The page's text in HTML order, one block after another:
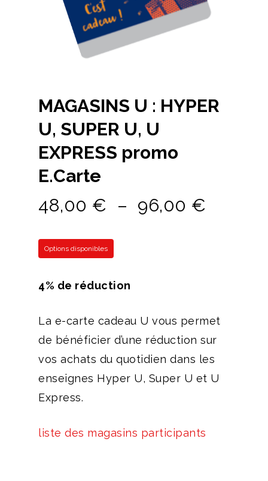
MAGASINS U : HYPER
U, SUPER U, U
EXPRESS promo
E.Carte
48,00 € – 96,00 €
Options disponibles
4% de réduction
La e-carte cadeau U vous permet
de bénéficier d’une réduction sur
vos achats du quotidien dans les
enseignes Hyper U, Super U et U
Express.
liste des magasins participants